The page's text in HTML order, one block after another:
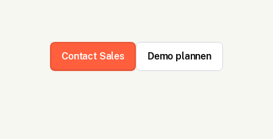
Contact Sales Demo plannen